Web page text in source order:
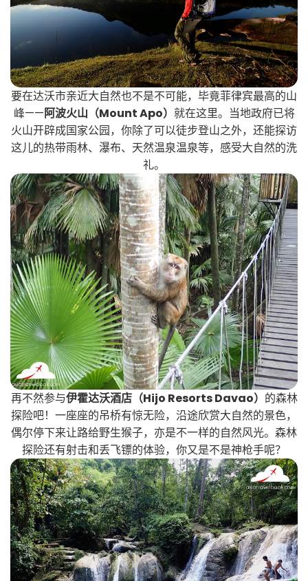
要在达沃市亲近大自然也不是不可能，毕竟菲律宾最高的山
峰——阿波火山（Mount Apo） 就在这里。当地政府已将
火山开辟成国家公园，你除了可以徒步登山之外，还能探访
这儿的热带雨林、瀑布、天然温泉温泉等，感受大自然的洗
礼。
再不然参与伊霍达沃酒店（Hijo Resorts Davao） 的森林
探险吧！一座座的吊桥有惊无险，沿途欣赏大自然的景色，
偶尔停下来让路给野生猴子，亦是不一样的自然风光。森林
探险还有射击和丢飞镖的体验，你又是不是神枪手呢？